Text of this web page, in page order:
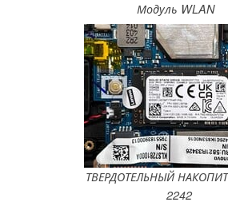
Модуль WLAN
ТВЕРДОТЕЛЬНЫЙ
2242